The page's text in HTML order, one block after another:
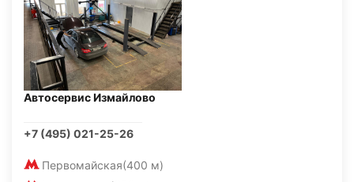
Автосервис Измайлово
+7 (495) 021-25-26
Первомайская(400 м)